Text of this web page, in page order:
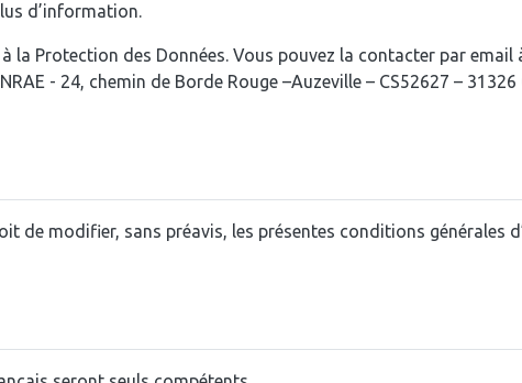
d’information.
à la Protection des Données. Vous pouvez la contacter par email
- 24, chemin de Borde Rouge –Auzeville – CS52627 –
de modifier, sans préavis, les présentes conditions générales